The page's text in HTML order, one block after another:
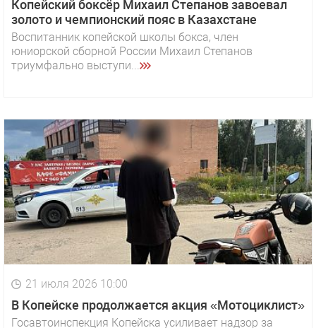
Копейский боксёр Михаил Степанов завоевал
золото и чемпионский пояс в Казахстане
Воспитанник копейской школы бокса, член
юниорской сборной России Михаил Степанов
триумфально выступи...
21 июля 2026 10:00
В Копейске продолжается акция «Мотоциклист»
Госавтоинспекция Копейска усиливает надзор за